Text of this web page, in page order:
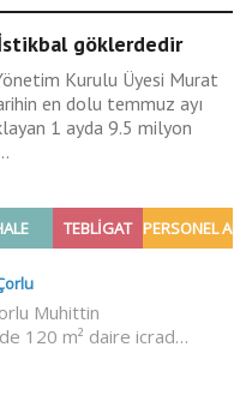
göklerdedir
Kurulu Üyesi Murat
en dolu temmuz ayı
1 ayda 9.5 milyon